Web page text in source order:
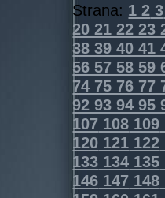
Strana: 1 2 3
20 21 22 23
38 39 40 41
56 57 58 59
74 75 76 77
92 93 94 95
107 108 109
120 121 122
133 134 135
146 147 148